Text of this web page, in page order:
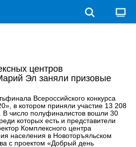
центров
Эл заняли призовые
Всероссийского конкурса
в котором приняли участие 13 208
В число полуфиналистов вошли 30
которых есть и представители
Комплексного центра
населения в Новоторъяльском
с проектом «Добрый день